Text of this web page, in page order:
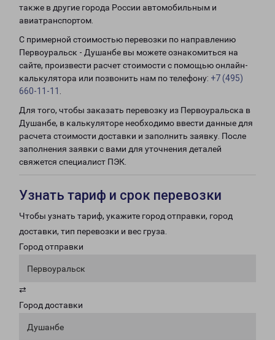
также в другие города России автомобильным и
авиатранспортом.
С примерной стоимостью перевозки по направлению
Первоуральск - Душанбе вы можете ознакомиться на
сайте, произвести расчет стоимости с помощью онлайн-
калькулятора или позвонить нам по телефону: +7 (495)
660-11-11
Для того, чтобы заказать перевозку из Первоуральска в
Душанбе, в калькуляторе необходимо ввести данные для
расчета стоимости доставки и заполнить заявку. После
заполнения заявки с вами для уточнения деталей
свяжется специалист ПЭК.
Узнать тариф и срок перевозки
Чтобы узнать тариф, укажите город отправки, город
доставки, тип перевозки и вес груза.
Город отправки
Первоуральск
⇄
Город доставки
Душанбе